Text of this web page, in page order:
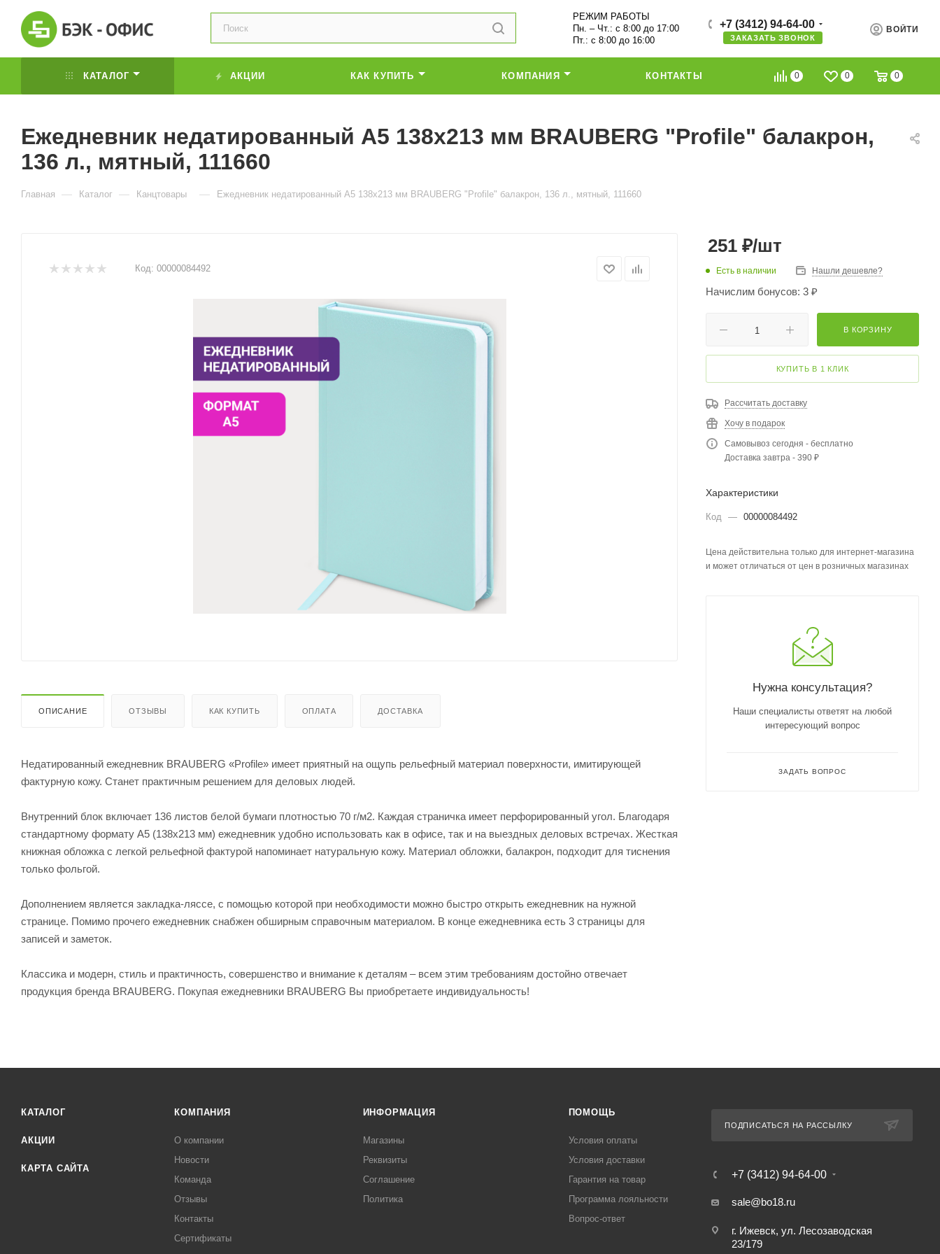
ВОЙТИ
РЕЖИМ РАБОТЫ
Пн. – Чт.: с 8:00 до 17:00
Пт.: с 8:00 до 16:00
+7 (3412) 94-64-00
ЗАКАЗАТЬ ЗВОНОК
0 0 0
КАТАЛОГ АКЦИИ КАК КУПИТЬ КОМПАНИЯ КОНТАКТЫ
Ежедневник недатированный А5 138x213 мм BRAUBERG "Profile" балакрон,
136 л., мятный, 111660
Главная — Каталог — Канцтовары — Ежедневник недатированный А5 138x213 мм BRAUBERG "Profile" балакрон, 136 л., мятный, 111660
Код: 00000084492
ОПИСАНИЕ ОТЗЫВЫ КАК КУПИТЬ ОПЛАТА ДОСТАВКА
Недатированный ежедневник BRAUBERG «Profile» имеет приятный на ощупь рельефный материал поверхности, имитирующей
фактурную кожу. Станет практичным решением для деловых людей.
Внутренний блок включает 136 листов белой бумаги плотностью 70 г/м2. Каждая страничка имеет перфорированный угол. Благодаря
стандартному формату А5 (138х213 мм) ежедневник удобно использовать как в офисе, так и на выездных деловых встречах. Жесткая
книжная обложка с легкой рельефной фактурой напоминает натуральную кожу. Материал обложки, балакрон, подходит для тиснения
только фольгой.
Дополнением является закладка-ляссе, с помощью которой при необходимости можно быстро открыть ежедневник на нужной
странице. Помимо прочего ежедневник снабжен обширным справочным материалом. В конце ежедневника есть 3 страницы для
записей и заметок.
Классика и модерн, стиль и практичность, совершенство и внимание к деталям – всем этим требованиям достойно отвечает
продукция бренда BRAUBERG. Покупая ежедневники BRAUBERG Вы приобретаете индивидуальность!
251 ₽/шт
Есть в наличии Нашли дешевле?
Начислим бонусов: 3 ₽
В КОРЗИНУ
КУПИТЬ В 1 КЛИК
Рассчитать доставку
Хочу в подарок
Самовывоз сегодня - бесплатно
Доставка завтра - 390 ₽
Характеристики
Код — 00000084492
Цена действительна только для интернет-магазина
и может отличаться от цен в розничных магазинах
Нужна консультация?
Наши специалисты ответят на любой
интересующий вопрос
ЗАДАТЬ ВОПРОС
КАТАЛОГ
АКЦИИ
КАРТА САЙТА
КОМПАНИЯ
О компании
Новости
Команда
Отзывы
Контакты
Сертификаты
ИНФОРМАЦИЯ
Магазины
Реквизиты
Соглашение
Политика
ПОМОЩЬ
Условия оплаты
Условия доставки
Гарантия на товар
Программа лояльности
Вопрос-ответ
ПОДПИСАТЬСЯ НА РАССЫЛКУ
+7 (3412) 94-64-00
sale@bo18.ru
г. Ижевск, ул. Лесозаводская
23/179